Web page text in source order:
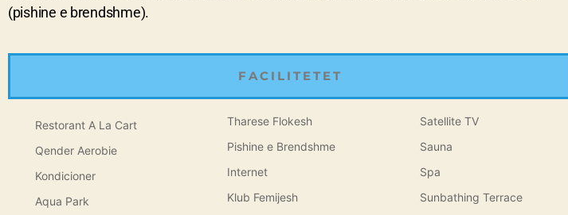
(pishine e brendshme).
FACILITETET
Restorant A La Cart
Qender Aerobie
Kondicioner
Aqua Park
Tharese Flokesh
Pishine e Brendshme
Internet
Klub Femijesh
Satellite TV
Sauna
Spa
Sunbathing Terrace